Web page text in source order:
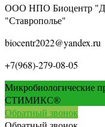
ООО НПО Биоцентр
"Ставрополье"
biocentr2022@yandex.ru
+7(968)-279-08-05
Микробиологические
СТИМИКС®
Обратный звонок